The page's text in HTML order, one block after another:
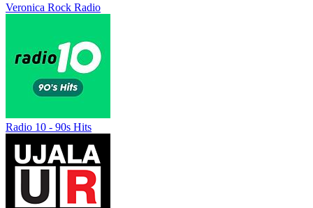
Veronica Rock Radio
Radio 10 - 90s Hits